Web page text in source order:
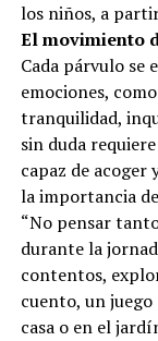
los niños, a
El movimiento
Cada párvulo se
emociones,
tranquilidad,
sin duda
capaz de
la importancia
“No pensar
durante la
contentos,
cuento, un juego
casa o en el